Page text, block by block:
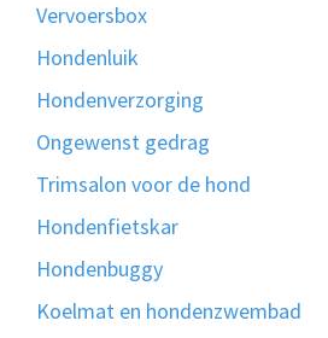
Vervoersbox
Hondenluik
Hondenverzorging
Ongewenst gedrag
Trimsalon voor de hond
Hondenfietskar
Hondenbuggy
Koelmat en hondenzwembad